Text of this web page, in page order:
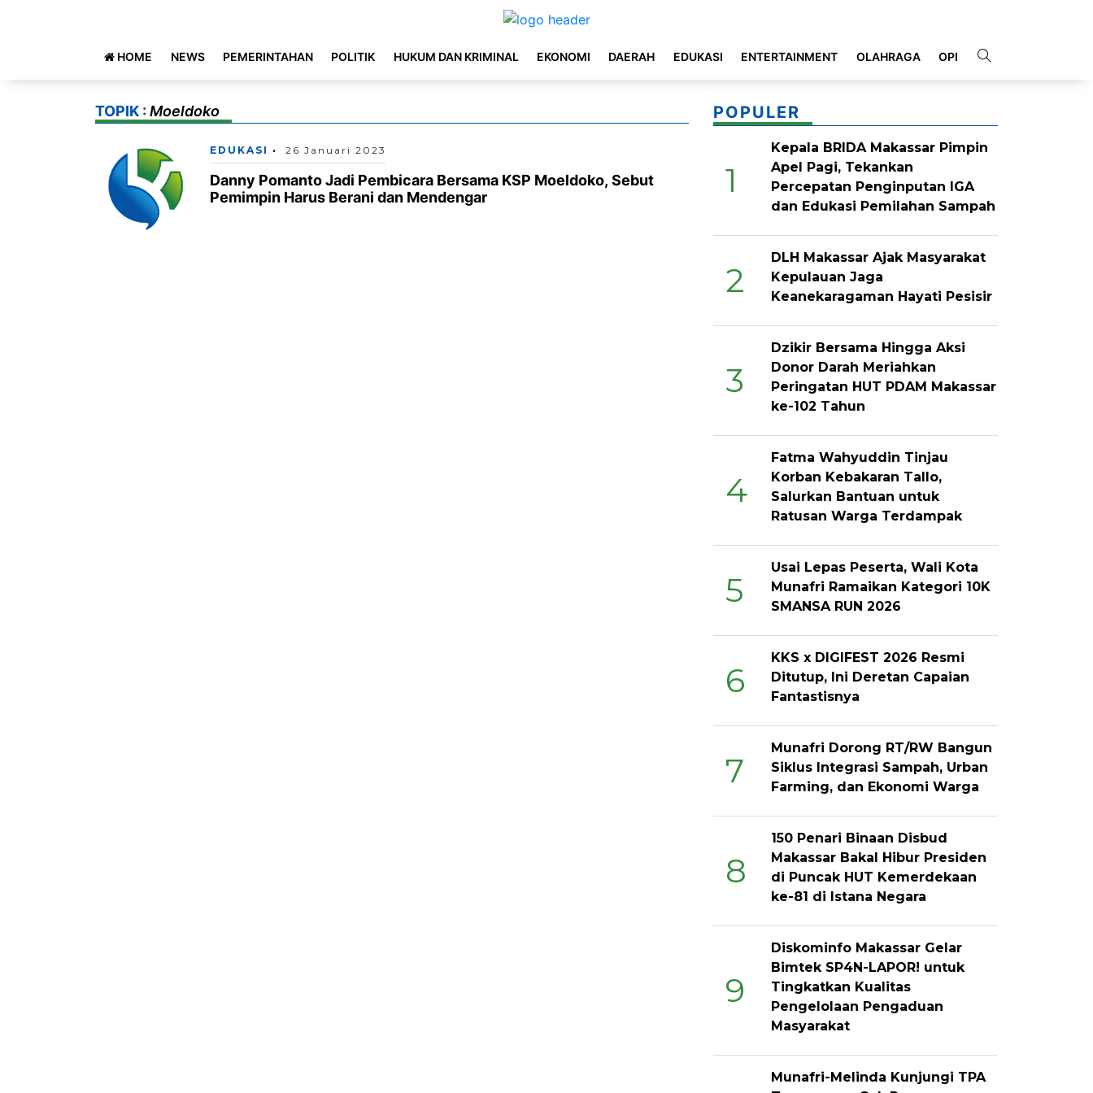
HOME NEWS PEMERINTAHAN POLITIK HUKUM DAN KRIMINAL EKONOMI DAERAH EDUKASI ENTERTAINMENT OLAHRAGA OPINI INDEKS
TOPIK :Moeldoko
EDUKASI 26 Januari 2023
Danny Pomanto Jadi Pembicara Bersama KSP Moeldoko, Sebut
Pemimpin Harus Berani dan Mendengar
POPULER
1
Kepala BRIDA Makassar Pimpin
Apel Pagi, Tekankan
Percepatan Penginputan IGA
dan Edukasi Pemilahan Sampah
2
DLH Makassar Ajak Masyarakat
Kepulauan Jaga
Keanekaragaman Hayati Pesisir
3
Dzikir Bersama Hingga Aksi
Donor Darah Meriahkan
Peringatan HUT PDAM Makassar
ke-102 Tahun
4
Fatma Wahyuddin Tinjau
Korban Kebakaran Tallo,
Salurkan Bantuan untuk
Ratusan Warga Terdampak
5
Usai Lepas Peserta, Wali Kota
Munafri Ramaikan Kategori 10K
SMANSA RUN 2026
6
KKS x DIGIFEST 2026 Resmi
Ditutup, Ini Deretan Capaian
Fantastisnya
7
Munafri Dorong RT/RW Bangun
Siklus Integrasi Sampah, Urban
Farming, dan Ekonomi Warga
8
150 Penari Binaan Disbud
Makassar Bakal Hibur Presiden
di Puncak HUT Kemerdekaan
ke-81 di Istana Negara
9
Diskominfo Makassar Gelar
Bimtek SP4N-LAPOR! untuk
Tingkatkan Kualitas
Pengelolaan Pengaduan
Masyarakat
Munafri-Melinda Kunjungi TPA